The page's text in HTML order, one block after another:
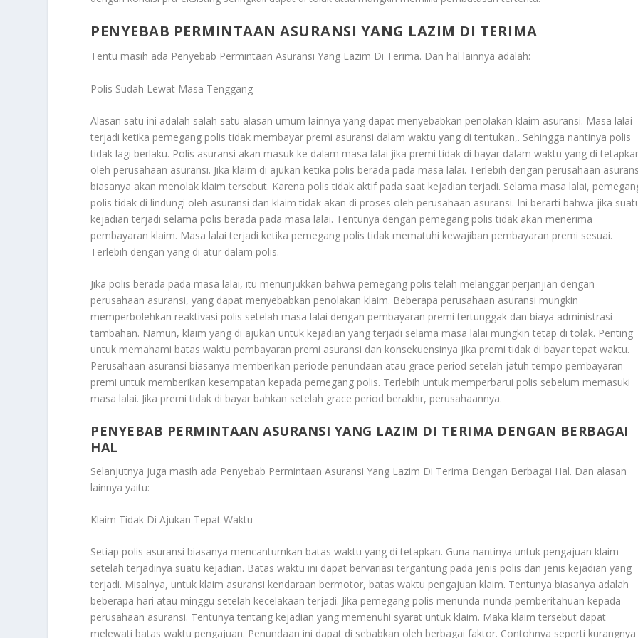
PENYEBAB PERMINTAAN ASURANSI YANG LAZIM DI TERIMA
Tentu masih ada Penyebab Permintaan Asuransi Yang Lazim Di Terima. Dan hal lainnya adalah:
Polis Sudah Lewat Masa Tenggang
Alasan satu ini adalah salah satu alasan umum lainnya yang dapat menyebabkan penolakan klaim asuransi. Masa lalai
terjadi ketika pemegang polis tidak membayar premi asuransi dalam waktu yang di tentukan,. Sehingga nantinya polis
tidak lagi berlaku. Polis asuransi akan masuk ke dalam masa lalai jika premi tidak di bayar dalam waktu yang di
oleh perusahaan asuransi. Jika klaim di ajukan ketika polis berada pada masa lalai. Terlebih dengan perusahaan
biasanya akan menolak klaim tersebut. Karena polis tidak aktif pada saat kejadian terjadi. Selama masa lalai,
polis tidak di lindungi oleh asuransi dan klaim tidak akan di proses oleh perusahaan asuransi. Ini berarti bahwa jika
kejadian terjadi selama polis berada pada masa lalai. Tentunya dengan pemegang polis tidak akan menerima
pembayaran klaim. Masa lalai terjadi ketika pemegang polis tidak mematuhi kewajiban pembayaran premi sesuai.
Terlebih dengan yang di atur dalam polis.
Jika polis berada pada masa lalai, itu menunjukkan bahwa pemegang polis telah melanggar perjanjian dengan
perusahaan asuransi, yang dapat menyebabkan penolakan klaim. Beberapa perusahaan asuransi mungkin
memperbolehkan reaktivasi polis setelah masa lalai dengan pembayaran premi tertunggak dan biaya administrasi
tambahan. Namun, klaim yang di ajukan untuk kejadian yang terjadi selama masa lalai mungkin tetap di tolak. Penting
untuk memahami batas waktu pembayaran premi asuransi dan konsekuensinya jika premi tidak di bayar tepat waktu.
Perusahaan asuransi biasanya memberikan periode penundaan atau grace period setelah jatuh tempo pembayaran
premi untuk memberikan kesempatan kepada pemegang polis. Terlebih untuk memperbarui polis sebelum memasuki
masa lalai. Jika premi tidak di bayar bahkan setelah grace period berakhir, perusahaannya.
PENYEBAB PERMINTAAN ASURANSI YANG LAZIM DI TERIMA DENGAN BERBAGAI
HAL
Selanjutnya juga masih ada Penyebab Permintaan Asuransi Yang Lazim Di Terima Dengan Berbagai Hal. Dan alasan
lainnya yaitu:
Klaim Tidak Di Ajukan Tepat Waktu
Setiap polis asuransi biasanya mencantumkan batas waktu yang di tetapkan. Guna nantinya untuk pengajuan klaim
setelah terjadinya suatu kejadian. Batas waktu ini dapat bervariasi tergantung pada jenis polis dan jenis kejadian yang
terjadi. Misalnya, untuk klaim asuransi kendaraan bermotor, batas waktu pengajuan klaim. Tentunya biasanya adalah
beberapa hari atau minggu setelah kecelakaan terjadi. Jika pemegang polis menunda-nunda pemberitahuan kepada
perusahaan asuransi. Tentunya tentang kejadian yang memenuhi syarat untuk klaim. Maka klaim tersebut dapat
melewati batas waktu pengajuan. Penundaan ini dapat di sebabkan oleh berbagai faktor. Contohnya seperti kurangnya